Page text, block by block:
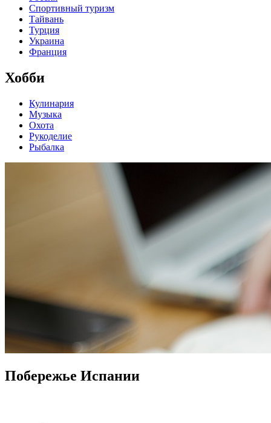
Спортивный туризм
Тайвань
Турция
Украина
Франция
Хобби
Кулинария
Музыка
Охота
Рукоделие
Рыбалка
Побережье Испании